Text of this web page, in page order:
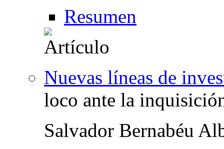
Resumen
Nuevas líneas de
loco ante la
Salvador Bernabéu